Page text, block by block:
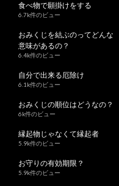
食べ物で願掛けをする
6.7k件のビュー
おみくじを結ぶのってどんな
意味があるの？
6.4k件のビュー
自分で出来る厄除け
6.1k件のビュー
おみくじの順位はどうなの？
6k件のビュー
縁起物じゃなくて縁起者
5.9k件のビュー
お守りの有効期限？
5.9k件のビュー